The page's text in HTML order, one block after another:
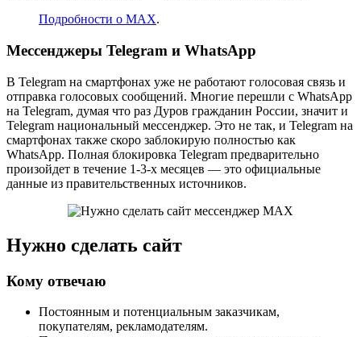
Подробности о MAX.
Мессенджеры Telegram и WhatsApp
В Telegram на смартфонах уже не работают голосовая связь и
отправка голосовых сообщений. Многие перешли с WhatsApp
на Telegram, думая что раз Дуров гражданин России, значит и
Telegram национальный мессенджер. Это не так, и Telegram на
смартфонах также скоро заблокирую полностью как
WhatsApp. Полная блокировка Telegram предварительно
произойдет в течение 1-3-х месяцев — это официальные
данные из правительственных источников.
Нужно сделать сайт
Кому отвечаю
Постоянным и потенциальным заказчикам,
покупателям, рекламодателям.